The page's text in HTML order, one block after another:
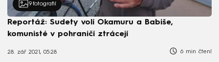
9 fotografií
Reportáž: Sudety volí Okamuru a Babiše,
komunisté v pohraničí ztrácejí
28. zář 2021, 05:28 6 min čtení